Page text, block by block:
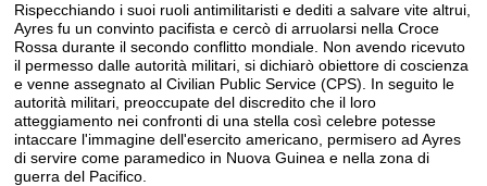
Rispecchiando i suoi ruoli antimilitaristi e dediti a salvare vite altrui,
Ayres fu un convinto pacifista e cercò di arruolarsi nella Croce
Rossa durante il secondo conflitto mondiale. Non avendo ricevuto
il permesso dalle autorità militari, si dichiarò obiettore di coscienza
e venne assegnato al Civilian Public Service (CPS). In seguito le
autorità militari, preoccupate del discredito che il loro
atteggiamento nei confronti di una stella così celebre potesse
intaccare l'immagine dell'esercito americano, permisero ad Ayres
di servire come paramedico in Nuova Guinea e nella zona di
guerra del Pacifico.